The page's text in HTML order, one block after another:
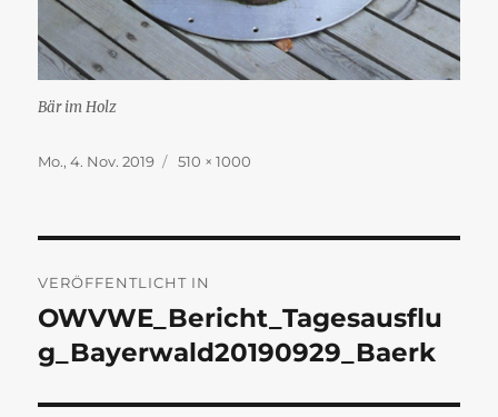
Bär im Holz
Veröffentlicht
Mo., 4. Nov. 2019 Originalgröße
510 × 1000
VERÖFFENTLICHT IN
OWVWE_Bericht_Tagesausflu
g_Bayerwald20190929_Baerk